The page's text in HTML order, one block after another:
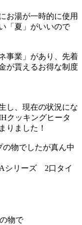
お湯が一時的に使用
「夏」がいいので
事業」があり、 先着
が貰えるお得な制度
し、 現在の状況にな
クッキングヒータ
りました！
の物でしたが真ん中
シリーズ 2口タイ
物で